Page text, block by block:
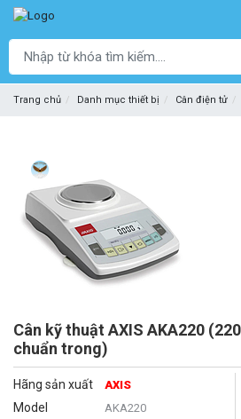
Trang chủ Danh mục thiết bị Cân điện tử
Cân kỹ thuật AXIS AKA220
chuẩn trong)
Hãng sản xuất AXIS
Model AKA220